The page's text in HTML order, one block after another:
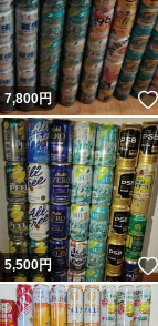
7,800円
5,500円